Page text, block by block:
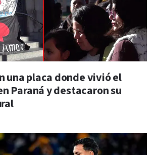
una placa donde vivió el
Paraná y destacaron su